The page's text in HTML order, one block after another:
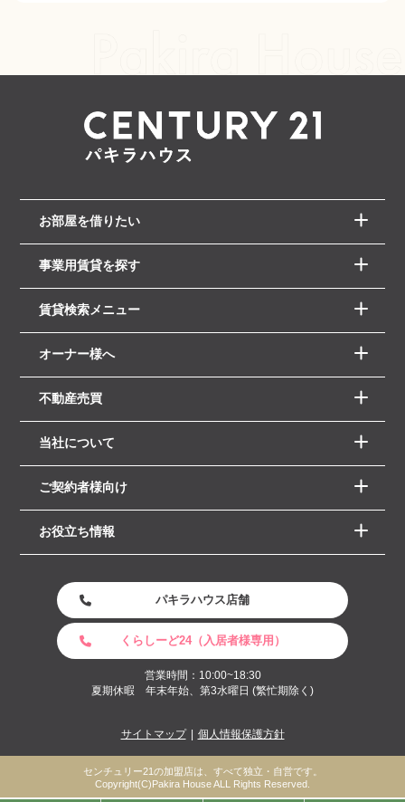
お部屋を借りたい
事業用賃貸を探す
賃貸検索メニュー
オーナー様へ
不動産売買
当社について
ご契約者様向け
お役立ち情報
パキラハウス店舗
くらしーど24（入居者様専用）
営業時間：10:00~18:30
夏期休暇 年末年始、第3水曜日 (繁忙期除く)
サイトマップ 個人情報保護方針
センチュリー21の加盟店は、すべて独立・自営です。
Copyright(C)Pakira House ALL Rights Reserved.